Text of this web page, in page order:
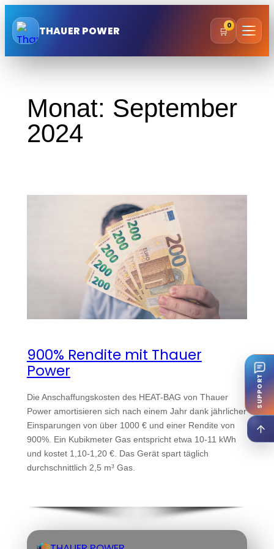
Inhalt
springen
THAUER POWER 🛒0
Monat: September
2024
900% Rendite mit Thauer
Power
Die Anschaffungskosten des HEAT-BAG von Thauer
Power amortisieren sich nach einem Jahr dank jährlicher
Einsparungen von über 1000 € und einer Rendite von
900%. Ein Kubikmeter Gas entspricht etwa 10-11 kWh
und kostet 1,10-1,20 €. Das Gerät spart täglich
durchschnittlich 2,5 m³ Gas.
SUPPORT